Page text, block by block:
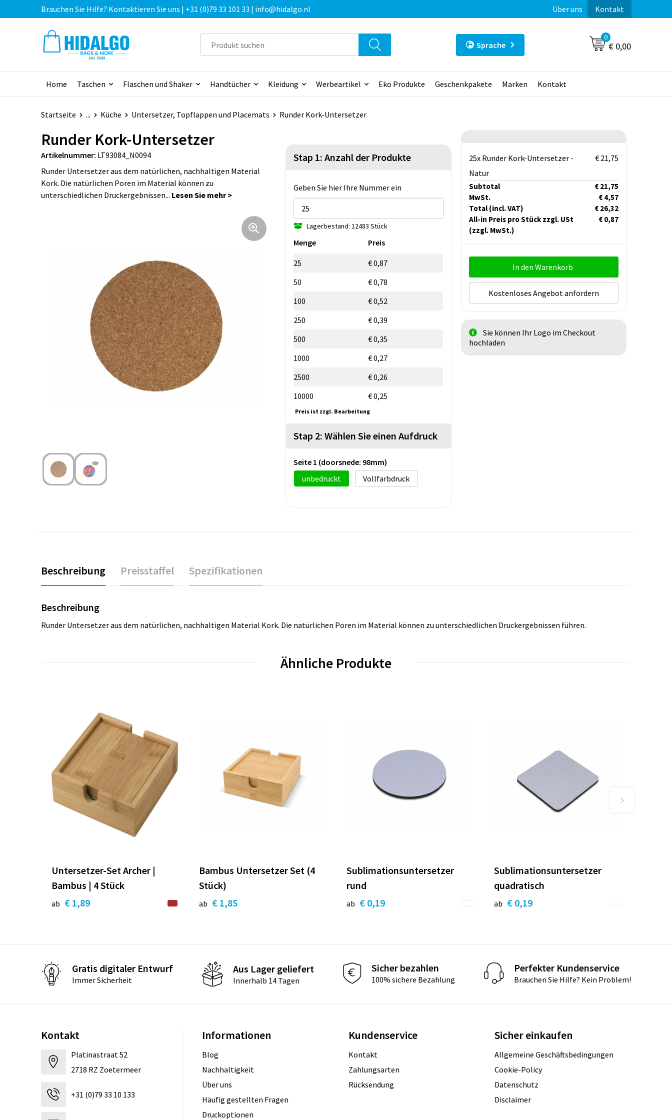
Brauchen Sie Hilfe? Kontaktieren Sie uns | +31 (0)79 33 101 33 | info@hidalgo.nl Über uns Kontakt
Sprache
0
€ 0,00
Home Taschen Flaschen und Shaker Handtücher Kleidung Werbeartikel Eko Produkte Geschenkpakete Marken Kontakt
Startseite ... Küche Untersetzer, Topflappen und Placemats Runder Kork-Untersetzer
Runder Kork-Untersetzer
Artikelnummer: LT93084_N0094
Runder Untersetzer aus dem natürlichen, nachhaltigen Material
Kork. Die natürlichen Poren im Material können zu
unterschiedlichen Druckergebnissen...
Stap 1: Anzahl der Produkte
Geben Sie hier Ihre Nummer ein
Lagerbestand: 12483 Stück
Menge Preis
25
€ 0,87
50
€ 0,78
100
€ 0,52
250
€ 0,39
500
€ 0,35
1000
€ 0,27
2500
€ 0,26
10000
€ 0,25
Preis ist zzgl. Bearbeitung
Stap 2: Wählen Sie einen Aufdruck
Seite 1 (doorsnede: 98mm)
unbedruckt
Vollfarbdruck
25x Runder Kork-Untersetzer -
Natur
€ 21,75
Subtotal
€ 21,75
MwSt.
€ 4,57
Total (incl. VAT)
€ 26,32
All-in Preis pro Stück zzgl. USt
(zzgl. MwSt.)
€ 0,87
In den Warenkorb
Kostenloses Angebot anfordern
Sie können Ihr Logo im Checkout
hochladen
Beschreibung Preisstaffel Spezifikationen
Beschreibung
Runder Untersetzer aus dem natürlichen, nachhaltigen Material Kork. Die natürlichen Poren im Material können zu unterschiedlichen Druckergebnissen führen.
Ähnliche Produkte
Untersetzer-Set Archer |
Bambus | 4 Stück
ab € 1,89
Bambus Untersetzer Set (4
Stück)
ab € 1,85
Sublimationsuntersetzer
rund
ab € 0,19
Sublimationsuntersetzer
quadratisch
ab € 0,19
Gratis digitaler Entwurf
Immer Sicherheit
Aus Lager geliefert
Innerhalb 14 Tagen
Sicher bezahlen
100% sichere Bezahlung
Perfekter Kundenservice
Brauchen Sie Hilfe? Kein Problem!
Kontakt
Platinastraat 52
2718 RZ Zoetermeer
+31 (0)79 33 10 133
Informationen
Blog
Nachhaltigkeit
Über uns
Häufig gestellten Fragen
Druckoptionen
Kundenservice
Kontakt
Zahlungsarten
Rücksendung
Sicher einkaufen
Allgemeine Geschäftsbedingungen
Cookie-Policy
Datenschutz
Disclaimer